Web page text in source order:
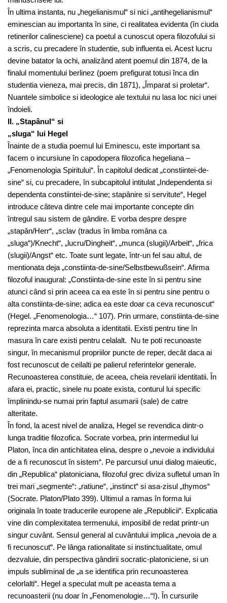
În ultima instanta, nu „hegelianismul“ si nici „antihegelianismul“
eminescian au importanta în sine, ci realitatea evidenta (în ciuda
retinerilor calinesciene) ca poetul a cunoscut opera filozofului si
a scris, cu precadere în studentie, sub influenta ei. Acest lucru
devine batator la ochi, analizând atent poemul din 1874, de la
finalul momentului berlinez (poem prefigurat totusi înca din
studentia vieneza, mai precis, din 1871), „Împarat si proletar“.
Nuantele simbolice si ideologice ale textului nu lasa loc nici unei
îndoieli.
II. „Stapânul“ si
„sluga“ lui Hegel
Înainte de a studia poemul lui Eminescu, este important sa
facem o incursiune în capodopera filozofica hegeliana –
„Fenomenologia Spiritului“. În capitolul dedicat „constiintei-de-
sine“ si, cu precadere, în subcapitolul intitulat „Independenta si
dependenta constiintei-de-sine; stapânire si servitute“, Hegel
introduce câteva dintre cele mai importante concepte din
întregul sau sistem de gândire. E vorba despre despre
„stapân/Herr“, „sclav (tradus în limba româna ca
„sluga“)/Knecht“, „lucru/Dingheit“, „munca (slugii)/Arbeit“, „frica
(slugii)/Angst“ etc. Toate sunt legate, într-un fel sau altul, de
mentionata deja „constiinta-de-sine/Selbstbewußsein“. Afirma
filozoful inaugural: „Constiinta-de-sine este în si pentru sine
atunci când si prin aceea ca ea este în si pentru sine pentru o
alta constiinta-de-sine; adica ea este doar ca ceva recunoscut“
(Hegel. „Fenomenologia…“ 107). Prin urmare, constiinta-de-sine
reprezinta marca absoluta a identitatii. Existi pentru tine în
masura în care existi pentru celalalt. Nu te poti recunoaste
singur, în mecanismul propriilor puncte de reper, decât daca ai
fost recunoscut de ceilalti pe palierul referintelor generale.
Recunoasterea constituie, de aceea, cheia revelarii identitatii. În
afara ei, practic, sinele nu poate exista, conturul lui specific
împlinindu-se numai prin faptul asumarii (sale) de catre
alteritate.
În fond, la acest nivel de analiza, Hegel se revendica dintr-o
lunga traditie filozofica. Socrate vorbea, prin intermediul lui
Platon, înca din antichitatea elina, despre o „nevoie a individului
de a fi recunoscut în sistem“. Pe parcursul unui dialog maieutic,
din „Republica“ platoniciana, filozoful grec diviza sufletul uman în
trei mari „segmente“: „ratiune“, „instinct“ si asa-zisul „thymos“
(Socrate. Platon/Plato 399). Ultimul a ramas în forma lui
originala în toate traducerile europene ale „Republicii“. Explicatia
vine din complexitatea termenului, imposibil de redat printr-un
singur cuvânt. Sensul general al cuvântului implica „nevoia de a
fi recunoscut“. Pe lânga rationalitate si instinctualitate, omul
dezvaluie, din perspectiva gândirii socratic-platoniciene, si un
impuls subliminal de „a se identifica prin recunoasterea
celorlalti“. Hegel a speculat mult pe aceasta tema a
recunoasterii (nu doar în „Fenomenologie…“!). În cursurile